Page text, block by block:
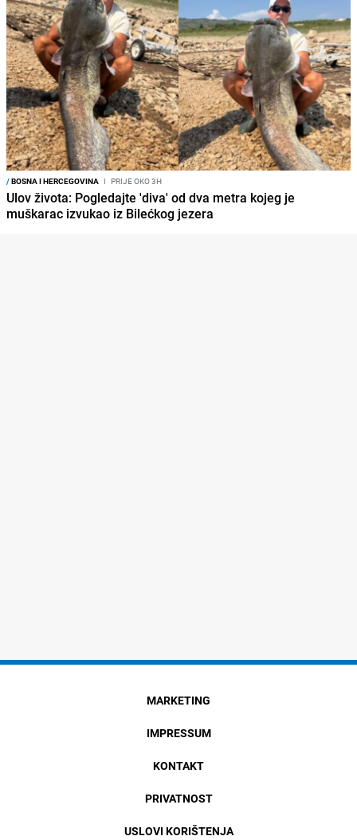
/BOSNA I HERCEGOVINA I PRIJE OKO 3H
Ulov života: Pogledajte 'diva' od dva metra kojeg je
muškarac izvukao iz Bilećkog jezera
MARKETING
IMPRESSUM
KONTAKT
PRIVATNOST
USLOVI KORIŠTENJA